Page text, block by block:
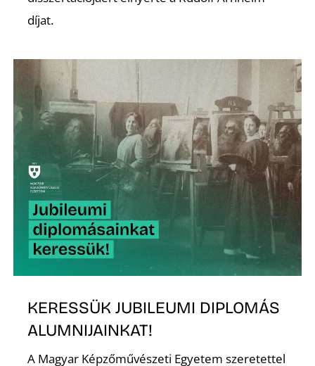
díjat.
KERESSÜK JUBILEUMI DIPLOMÁS
ALUMNIJAINKAT!
A Magyar Képzőművészeti Egyetem szeretettel